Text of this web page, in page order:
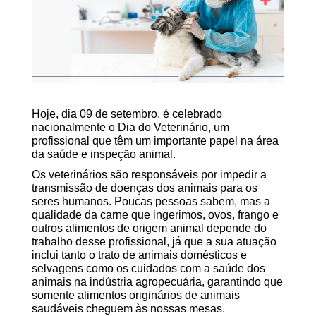
Hoje, dia 09 de setembro, é celebrado
nacionalmente o Dia do Veterinário, um
profissional que têm um importante papel na área
da saúde e inspeção animal.
Os veterinários são responsáveis por impedir a
transmissão de doenças dos animais para os
seres humanos. Poucas pessoas sabem, mas a
qualidade da carne que ingerimos, ovos, frango e
outros alimentos de origem animal depende do
trabalho desse profissional, já que a sua atuação
inclui tanto o trato de animais domésticos e
selvagens como os cuidados com a saúde dos
animais na indústria agropecuária, garantindo que
somente alimentos originários de animais
saudáveis cheguem às nossas mesas.